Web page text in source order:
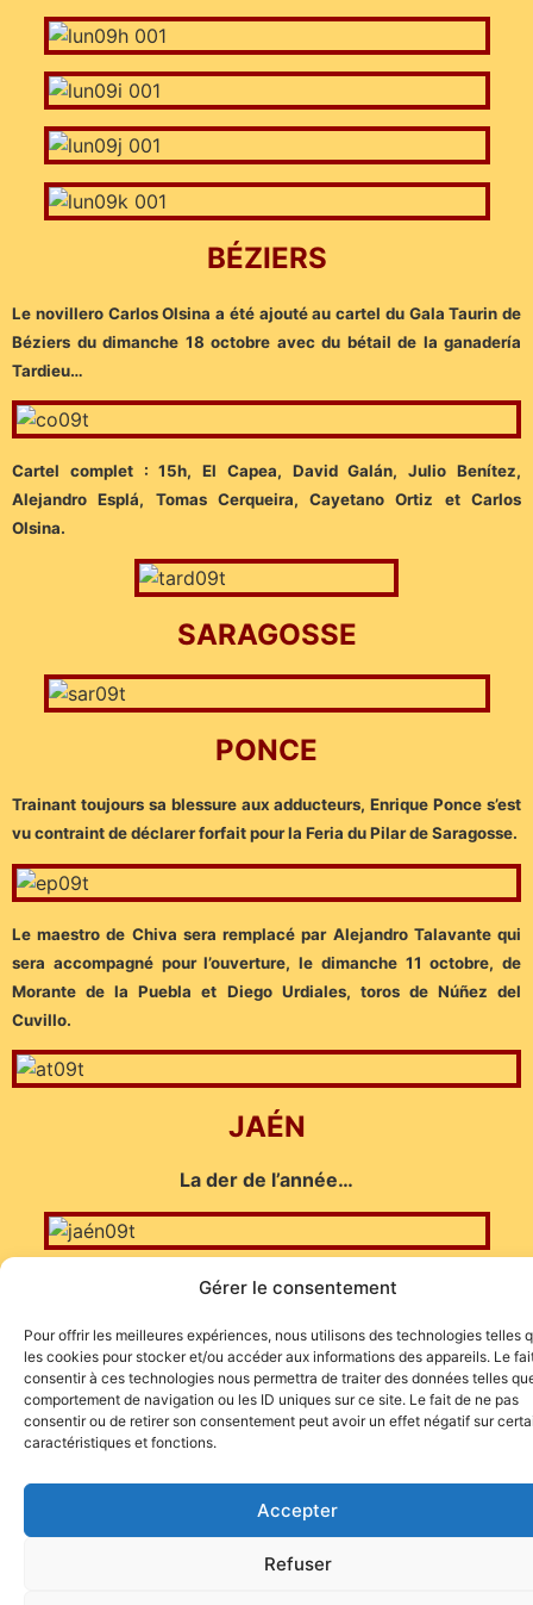
Gérer le consentement
Pour offrir les meilleures expériences, nous utilisons des technologies telles
les cookies pour stocker et/ou accéder aux informations des appareils. Le
consentir à ces technologies nous permettra de traiter des données telles
comportement de navigation ou les ID uniques sur ce site. Le fait de ne pas
consentir ou de retirer son consentement peut avoir un effet négatif sur
caractéristiques et fonctions.
Accepter
Refuser
BÉZIERS
Le novillero Carlos Olsina a été ajouté au cartel du Gala Taurin de
Béziers du dimanche 18 octobre avec du bétail de la ganadería
Tardieu…
Cartel complet : 15h, El Capea, David Galán, Julio Benítez,
Alejandro Esplá, Tomas Cerqueira, Cayetano Ortiz et Carlos
Olsina.
SARAGOSSE
PONCE
Trainant toujours sa blessure aux adducteurs, Enrique Ponce s’est
vu contraint de déclarer forfait pour la Feria du Pilar de Saragosse.
Le maestro de Chiva sera remplacé par Alejandro Talavante qui
sera accompagné pour l’ouverture, le dimanche 11 octobre, de
Morante de la Puebla et Diego Urdiales, toros de Núñez del
Cuvillo.
JAÉN
La der de l’année…
Site de l'association TOROFIESTA